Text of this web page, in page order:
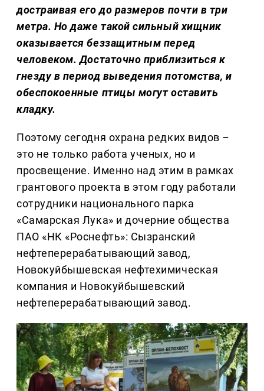
достраивая его до размеров почти в три
метра. Но даже такой сильный хищник
оказывается беззащитным перед
человеком. Достаточно приблизиться к
гнезду в период выведения потомства, и
обеспокоенные птицы могут оставить
кладку.
Поэтому сегодня охрана редких видов –
это не только работа ученых, но и
просвещение. Именно над этим в рамках
грантового проекта в этом году работали
сотрудники национального парка
«Самарская Лука» и дочерние общества
ПАО «НК «Роснефть»: Сызранский
нефтеперерабатывающий завод,
Новокуйбышевская нефтехимическая
компания и Новокуйбышевский
нефтеперерабатывающий завод.